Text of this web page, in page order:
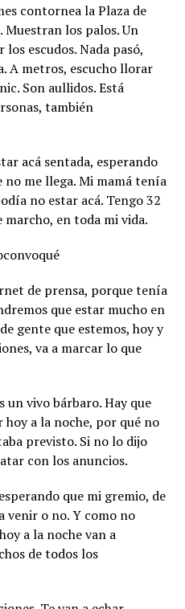
contornea la Plaza de
Muestran los palos. Un
escudos. Nada pasó,
A metros, escucho llorar
Son aullidos. Está
también
acá sentada, esperando
no me llega. Mi mamá tenía
no estar acá. Tengo 32
marcho, en toda mi vida.
de prensa, porque tenía
que estar mucho en
gente que estemos, hoy y
va a marcar lo que
un vivo bárbaro. Hay que
hoy a la noche, por qué no
previsto. Si no lo dijo
con los anuncios.
que mi gremio, de
venir o no. Y como no
a la noche van a
de todos los